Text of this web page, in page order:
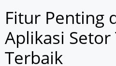
Fitur Penting
Aplikasi Setor
Terbaik